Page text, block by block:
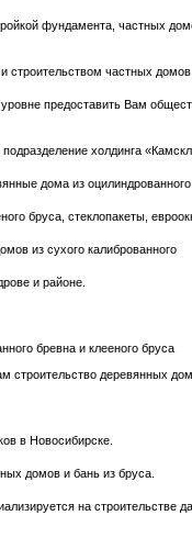
фундамента, частных
строительством частных
предоставить Вам
холдинга
дома из
бруса, стеклопакеты,
из сухого калиброванного
и районе.
бревна и клееного бруса
строительство деревянных
в Новосибирске.
домов и бань из бруса.
на строительстве